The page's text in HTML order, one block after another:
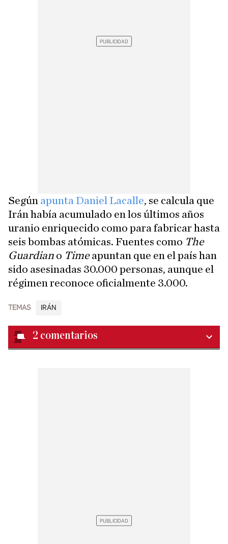
Según apunta Daniel Lacalle, se calcula que
Irán había acumulado en los últimos años
uranio enriquecido como para fabricar hasta
seis bombas atómicas. Fuentes como The
Guardian o Timeapuntan que en el país han
sido asesinadas 30.000 personas, aunque el
régimen reconoce oficialmente 3.000.
TEMAS IRÁN
2 comentarios